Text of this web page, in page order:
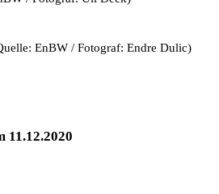
EnBW / Fotograf: Endre Dulic)
11.12.2020